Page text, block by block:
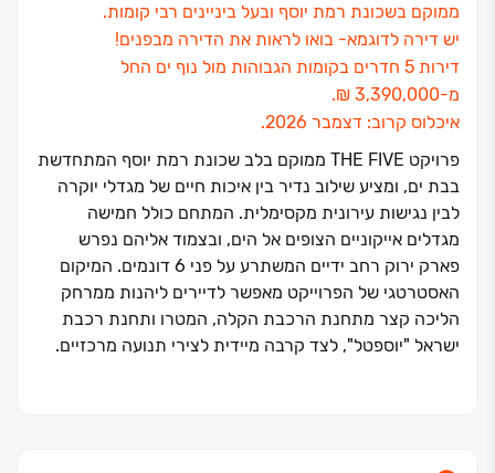
ממוקם בשכונת רמת יוסף ובעל ביניינים רבי קומות.
יש דירה לדוגמא- בואו לראות את הדירה מבפנים!
דירות ‏5 חדרים בקומות הגבוהות מול נוף ים החל
מ‏-‏3,390,000 ‏₪.
איכלוס קרוב: דצמבר ‏2026.
פרויקט THE FIVE ממוקם בלב שכונת רמת יוסף המתחדשת
בבת ים, ומציע שילוב נדיר בין איכות חיים של מגדלי יוקרה
לבין נגישות עירונית מקסימלית. המתחם כולל חמישה
מגדלים אייקוניים הצופים אל הים, ובצמוד אליהם נפרש
פארק ירוק רחב ידיים המשתרע על פני ‏6 דונמים. המיקום
האסטרטגי של הפרוייקט מאפשר לדיירים ליהנות ממרחק
הליכה קצר מתחנת הרכבת הקלה, המטרו ותחנת רכבת
ישראל "יוספטל", לצד קרבה מיידית לצירי תנועה מרכזיים.